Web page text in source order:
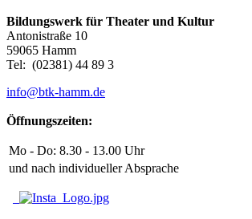
Bildungswerk für Theater und Kultur
Antonistraße 10
59065 Hamm
Tel: (02381) 44 89 3
info@btk-hamm.de
Öffnungszeiten:
Mo - Do: 8.30 - 13.00 Uhr
und nach individueller Absprache